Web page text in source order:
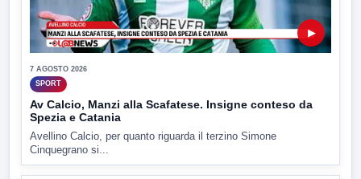
▶
7 AGOSTO 2026
SPORT
Av Calcio, Manzi alla Scafatese. Insigne conteso da
Spezia e Catania
Avellino Calcio, per quanto riguarda il terzino Simone
Cinquegrano si...